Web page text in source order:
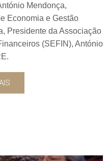
Mendonça,
Economia e Gestão
Presidente da Associação
(SEFIN), António